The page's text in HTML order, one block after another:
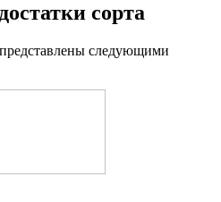
сорта
следующими